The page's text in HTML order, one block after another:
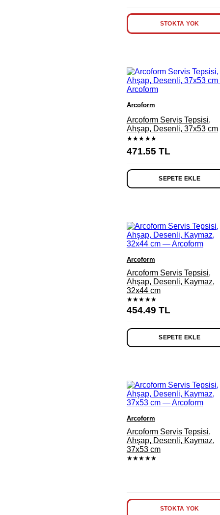
STOKTA YOK
Arcoform
Arcoform Servis Tepsisi,
Ahşap, Desenli, 37x53 cm
★★★★★
471.55 TL
SEPETE EKLE
Arcoform
Arcoform Servis Tepsisi,
Ahşap, Desenli, Kaymaz,
32x44 cm
★★★★★
454.49 TL
SEPETE EKLE
Arcoform
Arcoform Servis Tepsisi,
Ahşap, Desenli, Kaymaz,
37x53 cm
★★★★★
STOKTA YOK